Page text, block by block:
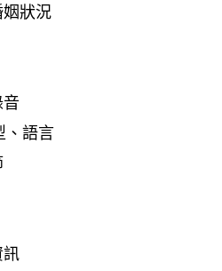
狀況
、語言